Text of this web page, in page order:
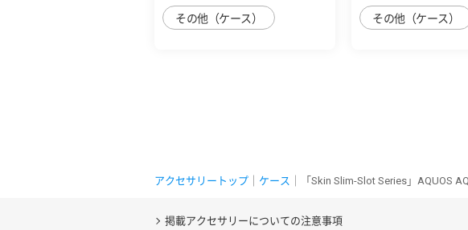
その他（ケース） その他（ケース）
アクセサリートップ ケース ｜「Skin Slim-Slot Series」AQUOS
掲載アクセサリーについての注意事項